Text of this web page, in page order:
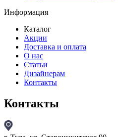
Информация
Каталог
Акции
Доставка и оплата
О нас
Статьи
Дизайнерам
Контакты
Контакты